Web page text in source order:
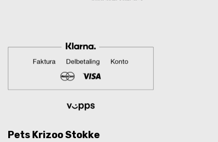
Pets Krizoo Stokke